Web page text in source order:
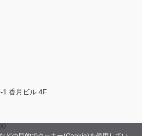
1 香月ビル 4F